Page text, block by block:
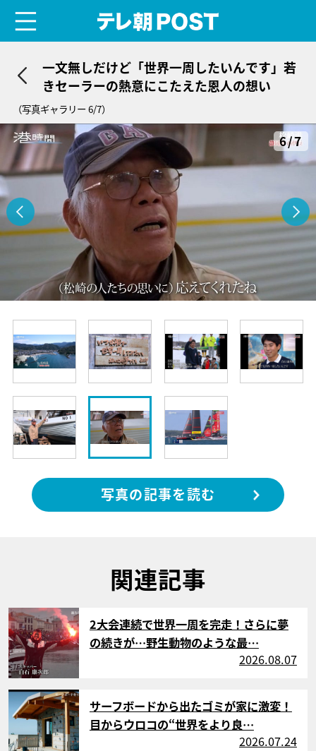
一文無しだけど「世界一周したいんです」若
きセーラーの熱意にこたえた恩人の想い
（写真ギャラリー 6/7）
6/7
写真の記事を読む
関連記事
サムネイル
2大会連続で世界一周を完走！さらに夢
の続きが…野生動物のような最…
2026.08.07
サムネイル
サーフボードから出たゴミが家に激変！
目からウロコの“世界をより良…
2026.07.24